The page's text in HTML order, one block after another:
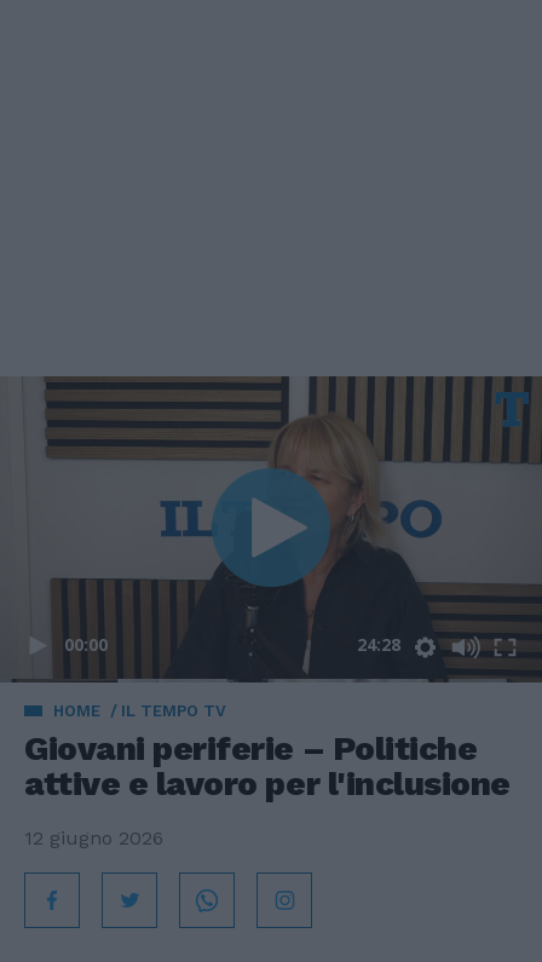
00:00 24:28
HOME IL TEMPO TV
Giovani periferie – Politiche
attive e lavoro per l'inclusione
12 giugno 2026